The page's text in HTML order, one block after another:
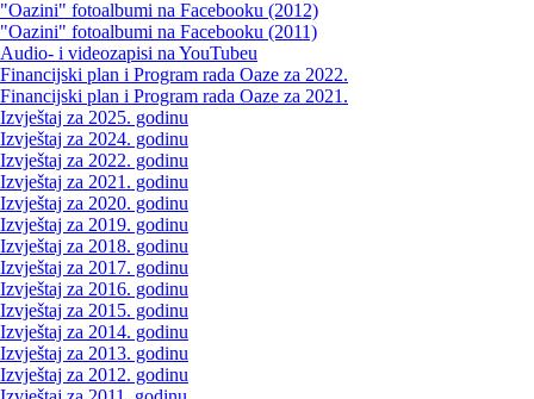
"Oazini" fotoalbumi na Facebooku (2012)
"Oazini" fotoalbumi na Facebooku (2011)
Audio- i videozapisi na YouTubeu
Financijski plan i Program rada Oaze za 2022.
Financijski plan i Program rada Oaze za 2021.
Izvještaj za 2025. godinu
Izvještaj za 2024. godinu
Izvještaj za 2022. godinu
Izvještaj za 2021. godinu
Izvještaj za 2020. godinu
Izvještaj za 2019. godinu
Izvještaj za 2018. godinu
Izvještaj za 2017. godinu
Izvještaj za 2016. godinu
Izvještaj za 2015. godinu
Izvještaj za 2014. godinu
Izvještaj za 2013. godinu
Izvještaj za 2012. godinu